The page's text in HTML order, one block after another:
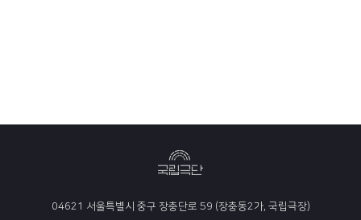
04621 서울특별시 중구 장충단로 59 (장충동2가, 국립극장)